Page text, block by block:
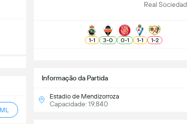
Informação da Partida
Estadio de Mendizorroza
Capacidade: 19,840
Real Sociedad
1-1 3-0 0-1 1-1 1-2